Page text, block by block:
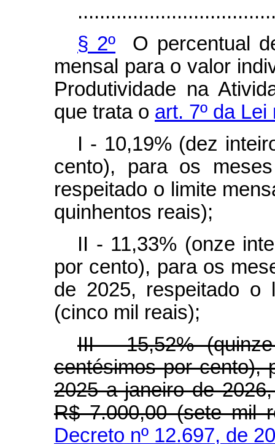
§ 2º O percentual
mensal para o valor
Produtividade na
que trata o art. 7º da Lei
I - 10,19% (dez
cento), para os
respeitado o limite
quinhentos reais);
II - 11,33% (onze
por cento), para os
de 2025, respeitado o
(cinco mil reais);
III - 15,52%
centésimos por cento),
2025 a janeiro de
R$ 7.000,00 (sete mil
Decreto nº 12.697, de